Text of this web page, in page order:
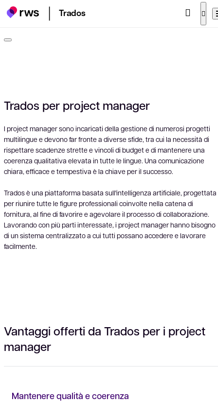
Trados
Trados per project manager
I project manager sono incaricati della gestione di numerosi progetti
multilingue e devono far fronte a diverse sfide, tra cui la necessità di
rispettare scadenze strette e vincoli di budget e di mantenere una
coerenza qualitativa elevata in tutte le lingue. Una comunicazione
chiara, efficace e tempestiva è la chiave per il successo.
Trados è una piattaforma basata sull'intelligenza artificiale, progettata
per riunire tutte le figure professionali coinvolte nella catena di
fornitura, al fine di favorire e agevolare il processo di collaborazione.
Lavorando con più parti interessate, i project manager hanno bisogno
di un sistema centralizzato a cui tutti possano accedere e lavorare
facilmente.
Vantaggi offerti da Trados per i project
manager
Mantenere qualità e coerenza